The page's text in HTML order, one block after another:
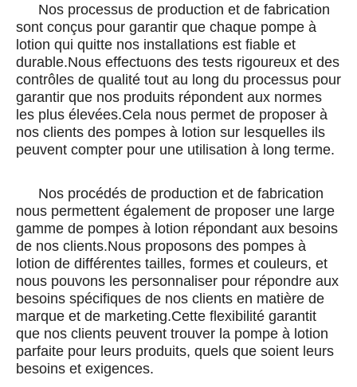
Nos processus de production et de fabrication
sont conçus pour garantir que chaque pompe à
lotion qui quitte nos installations est fiable et
durable.Nous effectuons des tests rigoureux et des
contrôles de qualité tout au long du processus pour
garantir que nos produits répondent aux normes
les plus élevées.Cela nous permet de proposer à
nos clients des pompes à lotion sur lesquelles ils
peuvent compter pour une utilisation à long terme.
Nos procédés de production et de fabrication
nous permettent également de proposer une large
gamme de pompes à lotion répondant aux besoins
de nos clients.Nous proposons des pompes à
lotion de différentes tailles, formes et couleurs, et
nous pouvons les personnaliser pour répondre aux
besoins spécifiques de nos clients en matière de
marque et de marketing.Cette flexibilité garantit
que nos clients peuvent trouver la pompe à lotion
parfaite pour leurs produits, quels que soient leurs
besoins et exigences.